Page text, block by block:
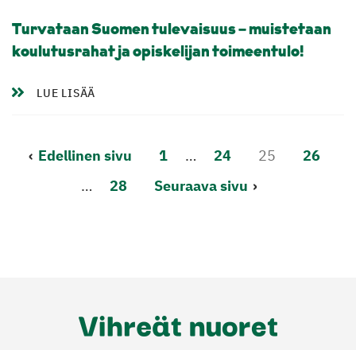
Turvataan Suomen tulevaisuus – muistetaan
koulutusrahat ja opiskelijan toimeentulo!
LUE LISÄÄ
LisääEdellinen sivu 1 … 24 25
26
…
28 Seuraava sivu